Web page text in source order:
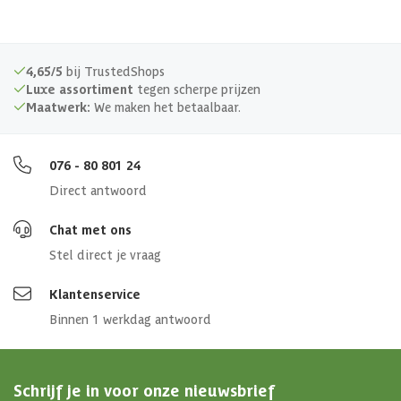
4,65/5 bij TrustedShops
Luxe assortiment tegen scherpe prijzen
Maatwerk: We maken het betaalbaar.
076 - 80 801 24
Direct antwoord
Chat met ons
Stel direct je vraag
Klantenservice
Binnen 1 werkdag antwoord
Schrijf je in voor onze nieuwsbrief